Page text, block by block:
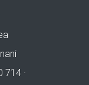
714 ·